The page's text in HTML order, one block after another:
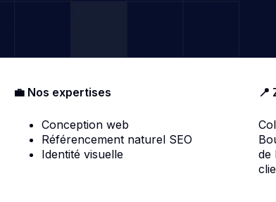
💼 Nos expertises
Conception web
Référencement naturel SEO
Identité visuelle
📍
de